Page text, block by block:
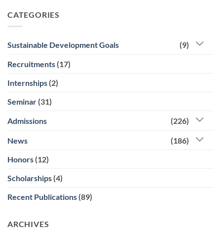
CATEGORIES
Sustainable Development Goals (9)
Recruitments (17)
Internships (2)
Seminar (31)
Admissions (226)
News (186)
Honors (12)
Scholarships (4)
Recent Publications (89)
ARCHIVES